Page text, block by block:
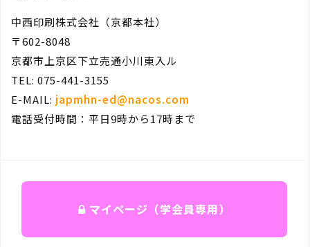
中西印刷株式会社（京都本社）
〒602-8048
京都市上京区下立売通小川東入ル
TEL: 075-441-3155
E-MAIL: japmhn-ed@nacos.com
電話受付時間：平日9時から17時まで
マイページ（学会員専用）